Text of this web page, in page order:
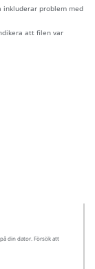
inkluderar problem med
att filen var
din dator. Försök att